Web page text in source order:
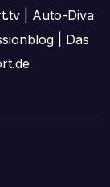
Auto-Diva
Das